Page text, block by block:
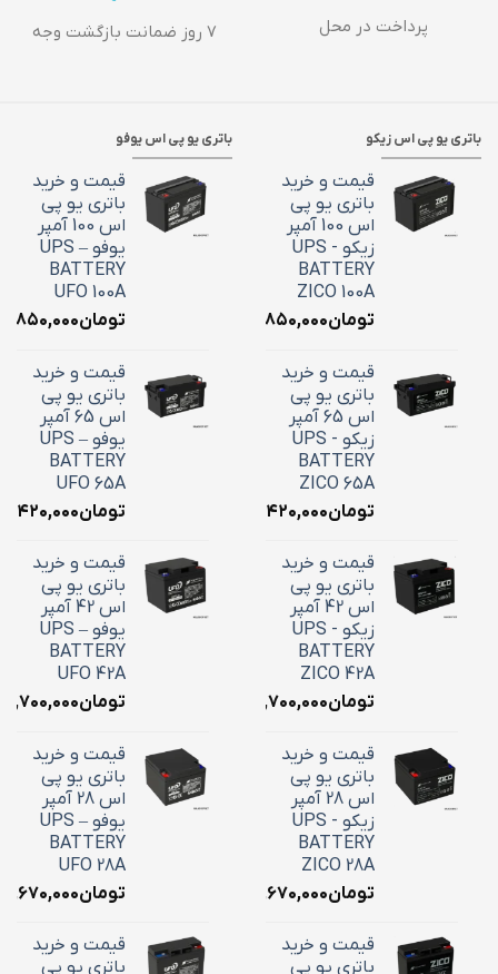
پرداخت در محل ۷ روز ضمانت بازگشت وجه
باتری یو پی اس زیکو
قیمت و خرید
باتری یو پی
اس 100 آمپر
زیکو - UPS
BATTERY
ZICO 100A
تومان۳۶,۸۵۰,۰۰۰
قیمت و خرید
باتری یو پی
اس 65 آمپر
زیکو - UPS
BATTERY
ZICO 65A
تومان۲۴,۴۲۰,۰۰۰
قیمت و خرید
باتری یو پی
اس 42 آمپر
زیکو - UPS
BATTERY
ZICO 42A
تومان۱۸,۷۰۰,۰۰۰
قیمت و خرید
باتری یو پی
اس 28 آمپر
زیکو - UPS
BATTERY
ZICO 28A
تومان۱۰,۶۷۰,۰۰۰
قیمت و خرید
باتری یو پی
باتری یو پی اس یوفو
قیمت و خرید
باتری یو پی
اس 100 آمپر
یوفو – UPS
BATTERY
UFO 100A
تومان
قیمت و خرید
باتری یو پی
اس 65 آمپر
یوفو – UPS
BATTERY
UFO 65A
تومان
قیمت و خرید
باتری یو پی
اس 42 آمپر
یوفو – UPS
BATTERY
UFO 42A
تومان
قیمت و خرید
باتری یو پی
اس 28 آمپر
یوفو – UPS
BATTERY
UFO 28A
تومان۱۰,۶۷۰,۰۰۰
قیمت و خرید
باتری یو پی